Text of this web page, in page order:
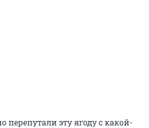
перепутали эту ягоду с какой-